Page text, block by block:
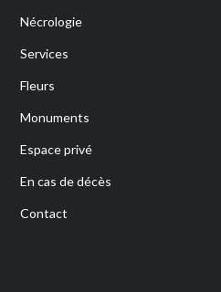
Nécrologie
Services
Fleurs
Monuments
Espace privé
En cas de décès
Contact